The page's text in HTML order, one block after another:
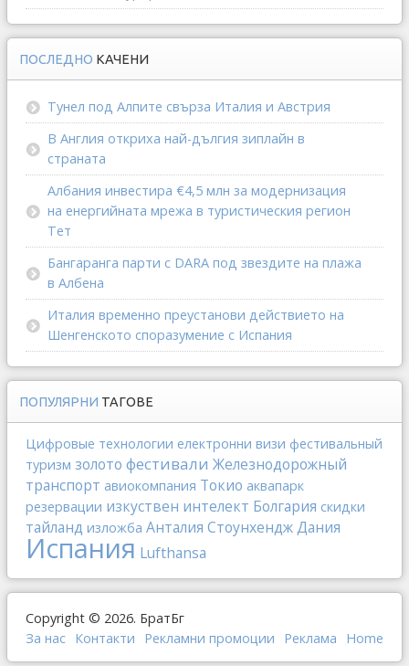
ПОСЛЕДНО КАЧЕНИ
Тунел под Алпите свърза Италия и Австрия
В Англия откриха най-дългия зиплайн в
страната
Албания инвестира €4,5 млн за модернизация
на енергийната мрежа в туристическия регион
Тет
Бангаранга парти с DARA под звездите на плажа
в Албена
Италия временно преустанови действието на
Шенгенското споразумение с Испания
ПОПУЛЯРНИ ТАГОВЕ
Цифровые технологии електронни визи фестивальный
туризм золото фестивали Железнодорожный
транспорт авиокомпания Токио аквапарк
резервации изкуствен интелект Болгария скидки
тайланд изложба Анталия СтоунхенджДания
Испания Lufthansa
Copyright © 2026. БратБг
За нас Контакти Рекламни промоции Реклама Home